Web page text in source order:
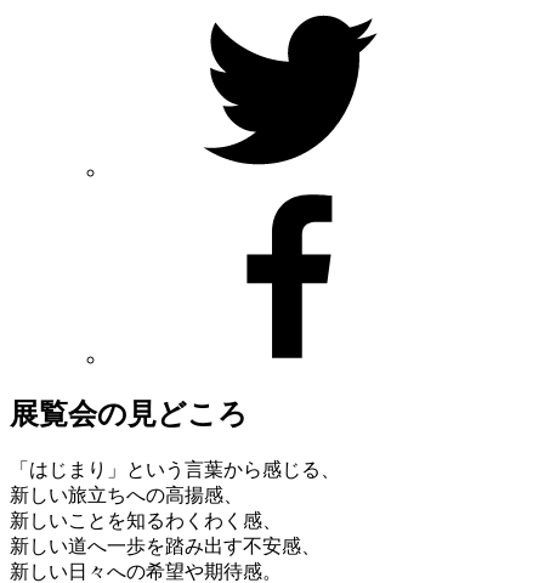
展覧会の見どころ
「はじまり」という言葉から感じる、
新しい旅立ちへの高揚感、
新しいことを知るわくわく感、
新しい道へ一歩を踏み出す不安感、
新しい日々への希望や期待感。